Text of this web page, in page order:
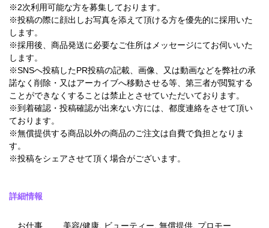
※2次利用可能な方を募集しております。
※投稿の際に顔出しお写真を添えて頂ける方を優先的に採用いた
します。
※採用後、商品発送に必要なご住所はメッセージにてお伺いいた
します。
※SNSへ投稿したPR投稿の記載、画像、又は動画などを弊社の承
諾なく削除・又はアーカイブへ移動させる等、第三者が閲覧する
ことができなくすることは禁止とさせていただいております。
※到着確認・投稿確認が出来ない方には、都度連絡をさせて頂い
ております。
※無償提供する商品以外の商品のご注文は自費で負担となりま
す。
※投稿をシェアさせて頂く場合がございます。
詳細情報
お仕事
美容/健康, ビューティー, 無償提供, プロモー